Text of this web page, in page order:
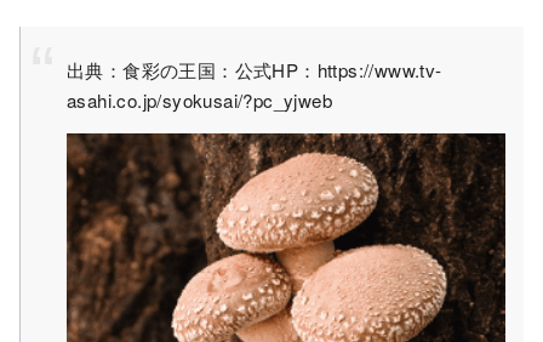
出典：食彩の王国：公式HP：https://www.tv-
asahi.co.jp/syokusai/?pc_yjweb